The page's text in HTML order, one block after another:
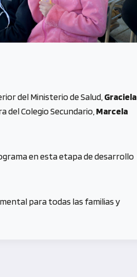
del Ministerio de Salud,Graciela
del Colegio Secundario,Marcela
en esta etapa de desarrollo
para todas las familias y